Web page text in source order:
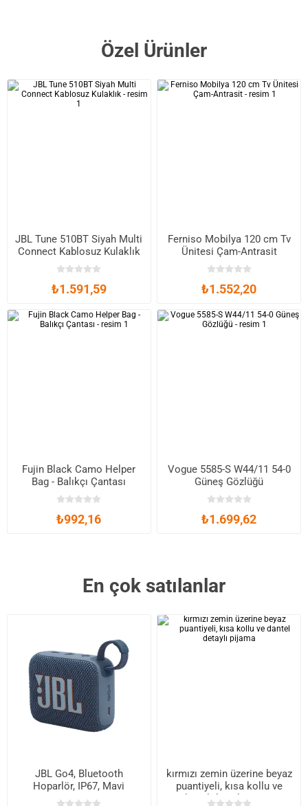
Özel Ürünler
JBL Tune 510BT Siyah Multi
Connect Kablosuz Kulaklık
₺1.591,59
Ferniso Mobilya 120 cm Tv
Ünitesi Çam-Antrasit
₺1.552,20
Fujin Black Camo Helper
Bag - Balıkçı Çantası
₺992,16
Vogue 5585-S W44/11 54-0
Güneş Gözlüğü
₺1.699,62
En çok satılanlar
JBL Go4, Bluetooth
Hoparlör, IP67, Mavi
kırmızı zemin üzerine beyaz
puantiyeli, kısa kollu ve
dantel detaylı pijama